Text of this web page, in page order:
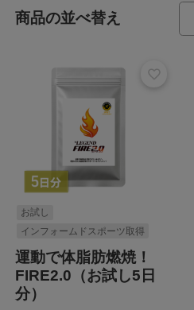
商品の並べ替え
お試し
インフォームドスポーツ取得
運動で体脂肪燃焼！
FIRE2.0（お試し5日
分）